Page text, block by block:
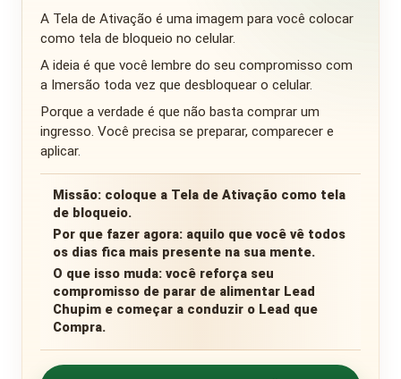
A Tela de Ativação é uma imagem para você colocar
como tela de bloqueio no celular.
A ideia é que você lembre do seu compromisso com
a Imersão toda vez que desbloquear o celular.
Porque a verdade é que não basta comprar um
ingresso. Você precisa se preparar, comparecer e
aplicar.
Missão: coloque a Tela de Ativação como tela
de bloqueio.
Por que fazer agora: aquilo que você vê todos
os dias fica mais presente na sua mente.
O que isso muda: você reforça seu
compromisso de parar de alimentar Lead
Chupim e começar a conduzir o Lead que
Compra.